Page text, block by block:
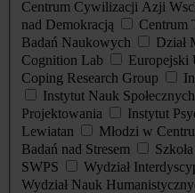
Centrum Cywilizacji Azji
nad Demokracją
Centrum
Badań Naukowych
Dział
Cognition Lab
Europejski
Coping Research Group
Instytut Nauk Społecznych
Projektowania
Instytut
Lewiatan
Młodzi w
Badań nad Stresem
SWPS
Wydział
Wydział Nauk